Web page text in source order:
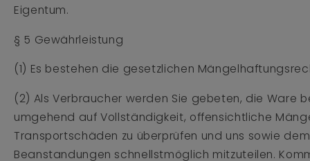
Eigentum.
§ 5 Gewährleistung
(1) Es bestehen die gesetzlichen
(2) Als Verbraucher werden Sie gebeten, die Ware
umgehend auf Vollständigkeit, offensichtliche
Transportschäden zu überprüfen und uns sowie
Beanstandungen schnellstmöglich mitzuteilen.